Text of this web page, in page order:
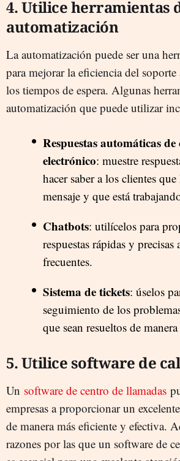
4. Utilice herramientas
automatización
La automatización puede ser una
para mejorar la eficiencia del
los tiempos de espera. Algunas
automatización que puede utilizar
Respuestas automáticas de
electrónico: muestre
hacer saber a los clientes
mensaje y que está
Chatbots: utilícelos para
respuestas rápidas y precisas
frecuentes.
Sistema de tickets: úselos
seguimiento de los
que sean resueltos de
5. Utilice software de
Un software de centro de llamadas
empresas a proporcionar un
de manera más eficiente y efectiva.
razones por las que un software de